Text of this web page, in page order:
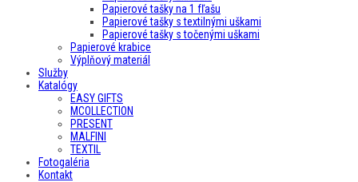
Papierové tašky na 1 fľašu
Papierové tašky s textilnými uškami
Papierové tašky s točenými uškami
Papierové krabice
Výplňový materiál
Služby
Katalógy
EASY GIFTS
MCOLLECTION
PRESENT
MALFINI
TEXTIL
Fotogaléria
Kontakt